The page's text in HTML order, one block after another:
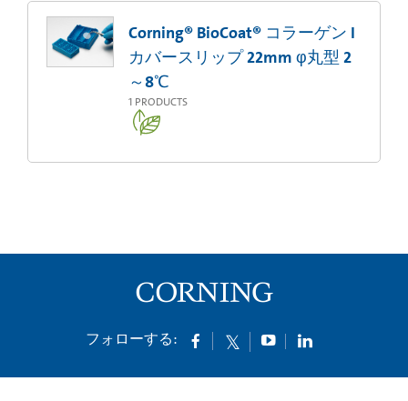
Corning® BioCoat® コラーゲン I
カバースリップ 22mm φ丸型 2
～8℃
1 PRODUCTS
フォローする: